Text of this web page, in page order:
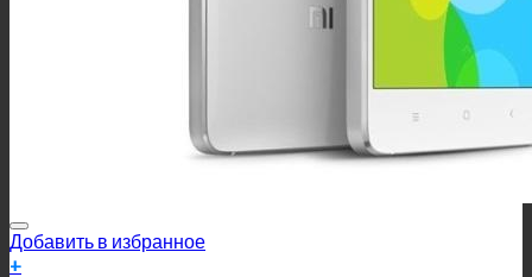
Добавить в избранное
+